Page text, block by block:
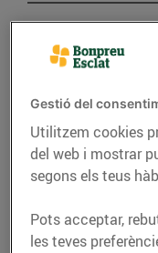
Gestió del
Utilitzem cookies
del web i mostrar
segons els teus
Pots acceptar,
les teves